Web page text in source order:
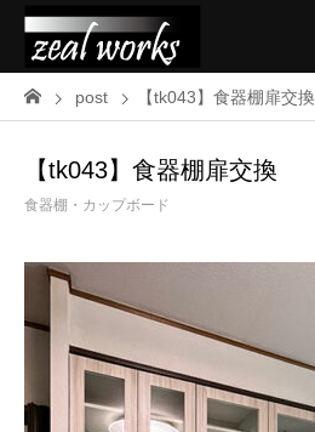
post 【tk043】食器棚扉交換
【tk043】食器棚扉交換
食器棚・カップボード